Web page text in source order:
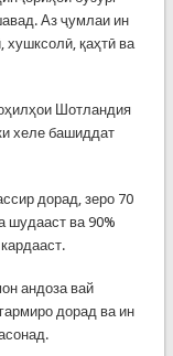
Аз ҷумлаи ин
хушксолӣ, қаҳтӣ ва
Шотландия
хеле башиддат
дорад, зеро 70
шудааст ва 90%
андоза вай
дорад ва ин